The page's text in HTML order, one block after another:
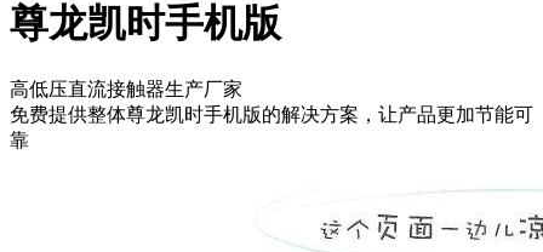
尊龙凯时手机版
高低压直流接触器生产厂家
免费提供整体尊龙凯时手机版的解决方案，让产品更加节能可
靠